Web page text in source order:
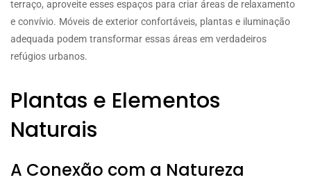
terraço, aproveite esses espaços para criar áreas de relaxamento
e convívio. Móveis de exterior confortáveis, plantas e iluminação
adequada podem transformar essas áreas em verdadeiros
refúgios urbanos.
Plantas e Elementos
Naturais
A Conexão com a Natureza